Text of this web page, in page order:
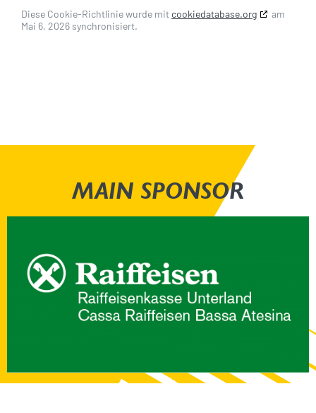
Diese Cookie-Richtlinie wurde mit cookiedatabase.org
am
Mai 6, 2026 synchronisiert.
MAIN SPONSOR